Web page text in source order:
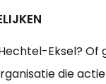
Eksel?
die